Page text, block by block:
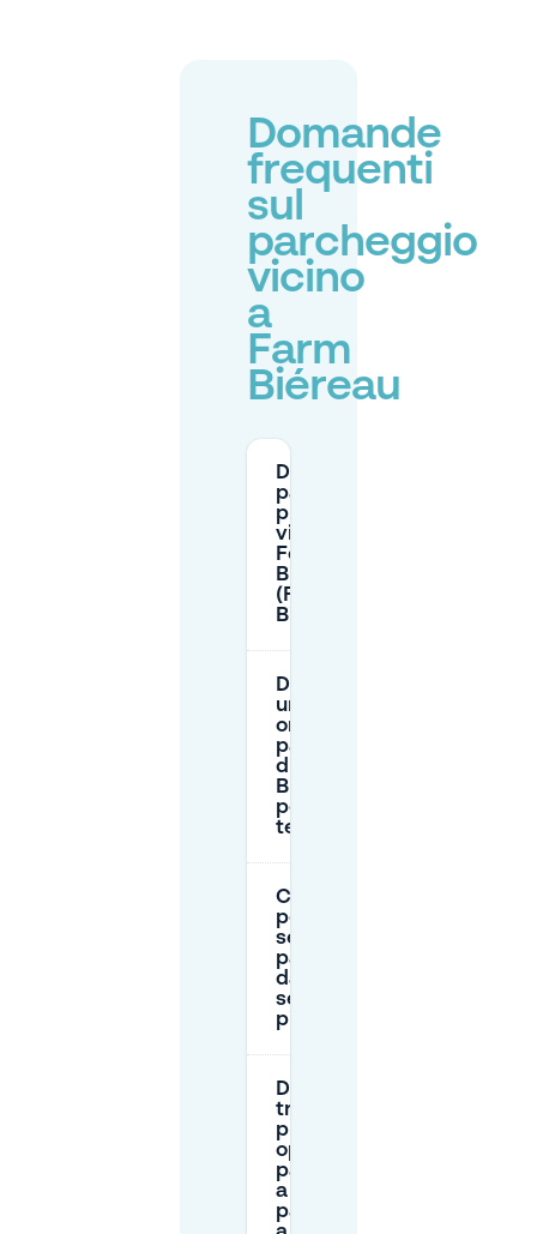
Domande
frequenti
sul
parcheggio
vicino
a
Farm
Biéreau
Dove posso
parcheggiare
proprio
vicino a
Ferme du
Biéreau
(Fattoria
Biéreau)?
Devo usare
una disco
orario per il
parcheggio
di Farm
Biéreau, e
per quanto
tempo?
Cosa
posso fare
se il
parcheggio
davanti alla
sede è
pieno?
Dove si
trovano le
principali
opzioni di
parcheggio
a
pagamento